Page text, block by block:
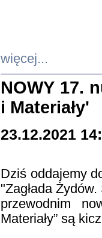
więcej...
NOWY 17.
i Materiały'
23.12.2021
Dziś oddajemy
"Zagłada
przewodnim
Materiały” są